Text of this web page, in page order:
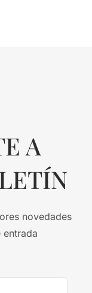
A
novedades
entrada